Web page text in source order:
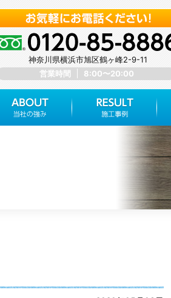
神奈川県横浜市旭区鶴ヶ峰2-9-11
営業時間
8:00〜20:00